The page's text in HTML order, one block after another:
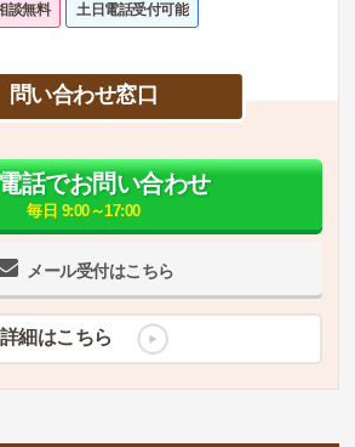
談無料 土日電話受付可能
問い合わせ窓口
メール受付はこちら
電話でお問い合わせ
毎日 9:00～17:00
詳細はこちら